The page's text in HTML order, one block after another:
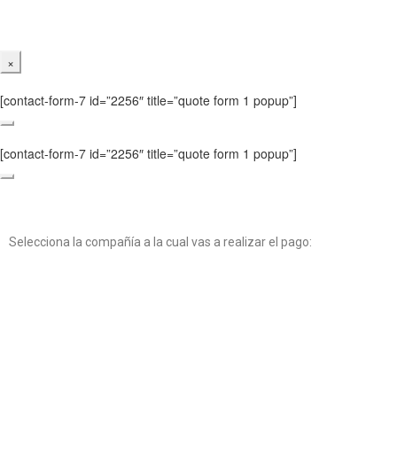
×
[contact-form-7 id=”2256″ title=”quote form 1 popup”]
[contact-form-7 id=”2256″ title=”quote form 1 popup”]
Selecciona la compañía a la cual vas a realizar el pago: